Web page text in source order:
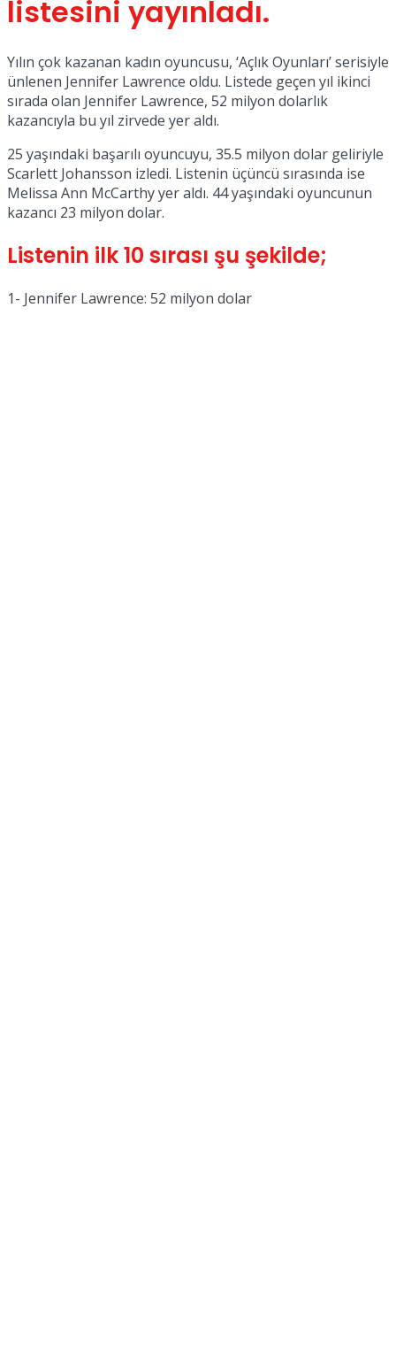
listesini yayınladı.
Yılın çok kazanan kadın oyuncusu, ‘Açlık Oyunları’ serisiyle
ünlenen Jennifer Lawrence oldu. Listede geçen yıl ikinci
sırada olan Jennifer Lawrence, 52 milyon dolarlık
kazancıyla bu yıl zirvede yer aldı.
25 yaşındaki başarılı oyuncuyu, 35.5 milyon dolar geliriyle
Scarlett Johansson izledi. Listenin üçüncü sırasında ise
Melissa Ann McCarthy yer aldı. 44 yaşındaki oyuncunun
kazancı 23 milyon dolar.
Listenin ilk 10 sırası şu şekilde;
1- Jennifer Lawrence: 52 milyon dolar